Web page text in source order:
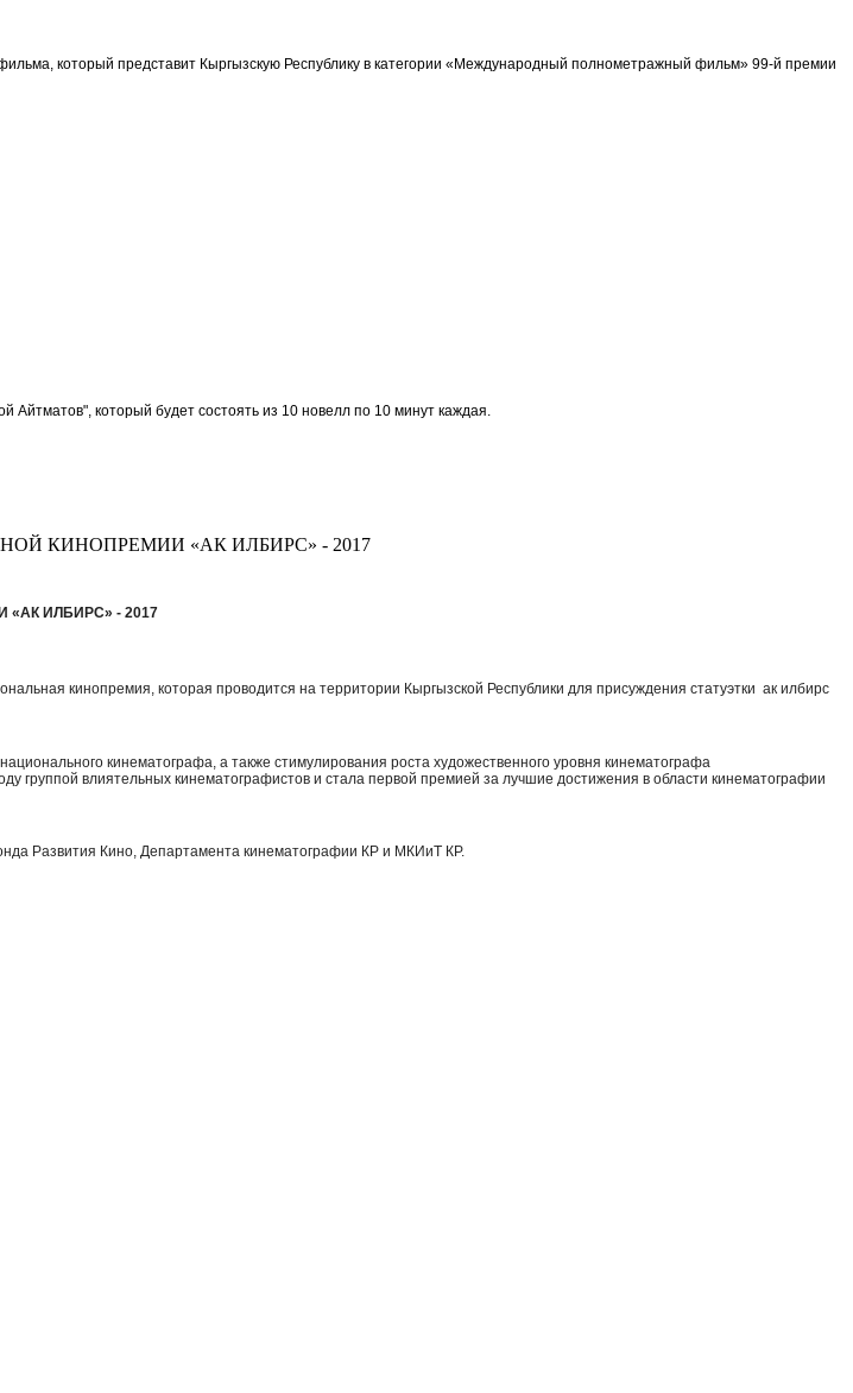
который представит Кыргызскую Республику в категории «Международный полнометражный фильм» 99-й премии
Айтматов", который будет состоять из 10 новелл по 10 минут каждая.
КИНОПРЕМИИ «АК ИЛБИРС» - 2017
«АК ИЛБИРС» - 2017
кинопремия, которая проводится на территории Кыргызской Республики для присуждения статуэтки ак илбирс
кинематографа, а также стимулирования роста художественного уровня кинематографа
группой влиятельных кинематографистов и стала первой премией за лучшие достижения в области кинематографии
Развития Кино, Департамента кинематографии КР и МКИиТ КР.